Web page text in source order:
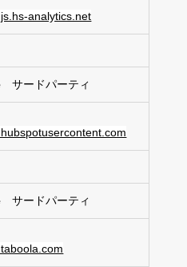
js.hs-analytics.net
サードパーティ
hubspotusercontent.com
サードパーティ
taboola.com